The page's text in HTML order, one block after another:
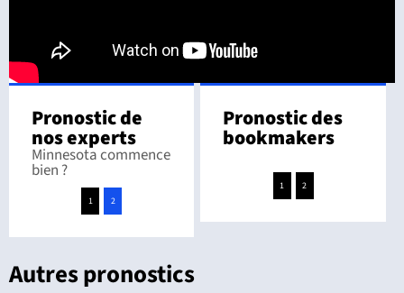
Pronostic de
nos experts
Minnesota commence
bien ?
1 2
Pronostic des
bookmakers
1 2
Autres pronostics